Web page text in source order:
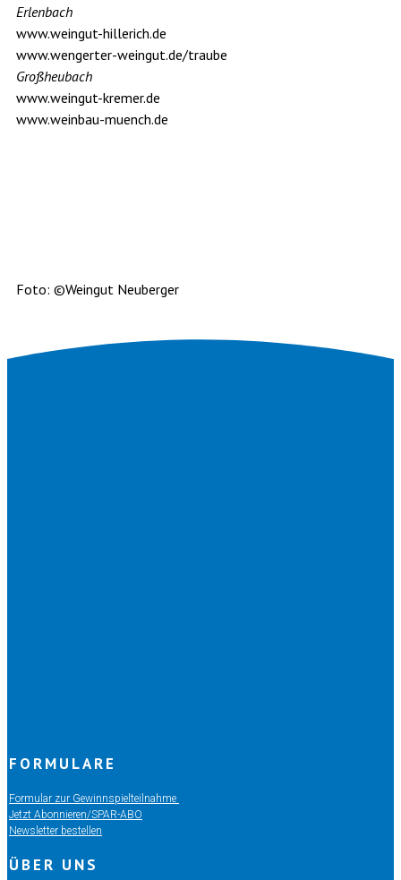
Erlenbach
www.weingut-hillerich.de
www.wengerter-weingut.de/traube
Großheubach
www.weingut-kremer.de
www.weinbau-muench.de
Foto: ©Weingut Neuberger
FORMULARE
Formular zur Gewinnspielteilnahme
Jetzt Abonnieren/SPAR-ABO
Newsletter bestellen
ÜBER UNS